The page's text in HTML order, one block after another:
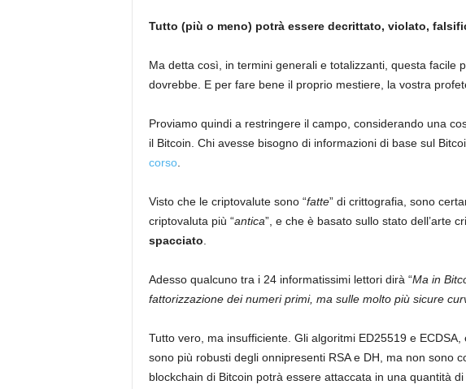
Tutto (più o meno) potrà essere decrittato, violato,
Ma detta così, in termini generali e totalizzanti, questa facile
dovrebbe. E per fare bene il proprio mestiere, la vostra
Proviamo quindi a restringere il campo, considerando una
il Bitcoin. Chi avesse bisogno di informazioni di base sul
corso.
Visto che le criptovalute sono “fatte” di crittografia, sono
criptovaluta più “antica”, e che è basato sullo stato dell’arte
spacciato
Adesso qualcuno tra i 24 informatissimi lettori dirà “Ma in
fattorizzazione dei numeri primi, ma sulle molto più sicure
Tutto vero, ma insufficiente. Gli algoritmi ED25519 e ECDSA,
sono più robusti degli onnipresenti RSA e DH, ma non sono
blockchain di Bitcoin potrà essere attaccata in una quantità